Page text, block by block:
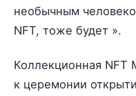
необычным
NFT, тоже будет ».
Коллекционная NFT
к церемонии